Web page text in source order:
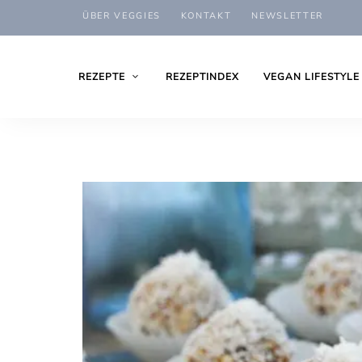
ÜBER VEGGIES KONTAKT NEWSLETTER
REZEPTE REZEPTINDEX VEGAN LIFESTYLE